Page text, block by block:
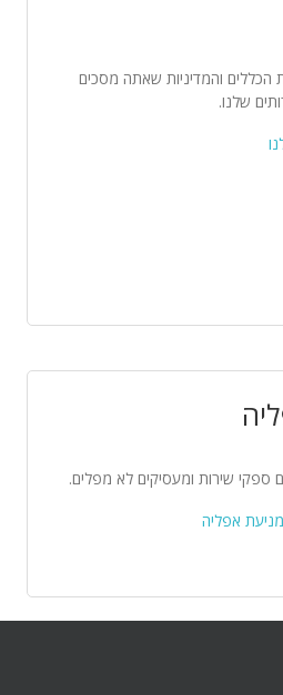
והמדיניות שאתה מסכים
שלנו.
אפליה